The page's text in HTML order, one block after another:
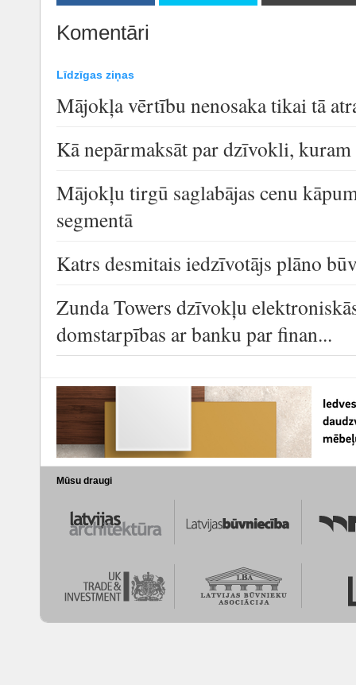
Komentāri
Līdzīgas ziņas
Mājokļa vērtību nenosaka tikai tā
Kā nepārmaksāt par dzīvokli, kuram
Mājokļu tirgū saglabājas cenu
segmentā
Katrs desmitais iedzīvotājs plāno
Zunda Towers dzīvokļu
domstarpības ar banku par finan...
Mūsu draugi